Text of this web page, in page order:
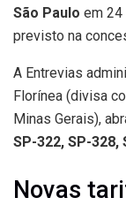
São Paulo em 24
previsto na
A Entrevias
Florínea (divisa
Minas Gerais),
SP-322, SP-328,
Novas